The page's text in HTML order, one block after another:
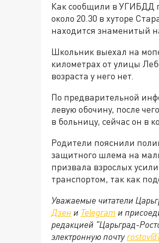
Как сообщили в УГИБДД
около 20.30 в хуторе
находится знаменитый
Школьник выехал на
километрах от улицы
возраста у него нет.
По предварительной
левую обочину, после
в больницу, сейчас он в
Родители пояснили
защитного шлема на
призвала взрослых
транспортом, так как
Уважаемые читатели
Дзен и Telegram и
редакцией "Царьград-
электронную почту